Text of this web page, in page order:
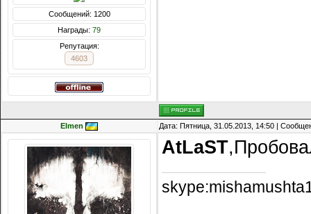
Сообщений: 1200
Награды: 79
Репутация:
4603
Elmen Дата: Пятница, 31.05.2013, 14:50 |
AtLaST